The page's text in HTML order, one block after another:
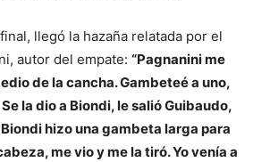
llegó la hazaña relatada por el
autor del empate: “Pagnanini me
de la cancha. Gambeteé a uno,
la dio a Biondi, le salió Guibaudo,
hizo una gambeta larga para
me vio y me la tiró. Yo venía a